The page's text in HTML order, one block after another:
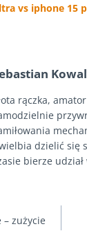
vs iphone 15
rączka,
dzielić się
bierze
– zużycie